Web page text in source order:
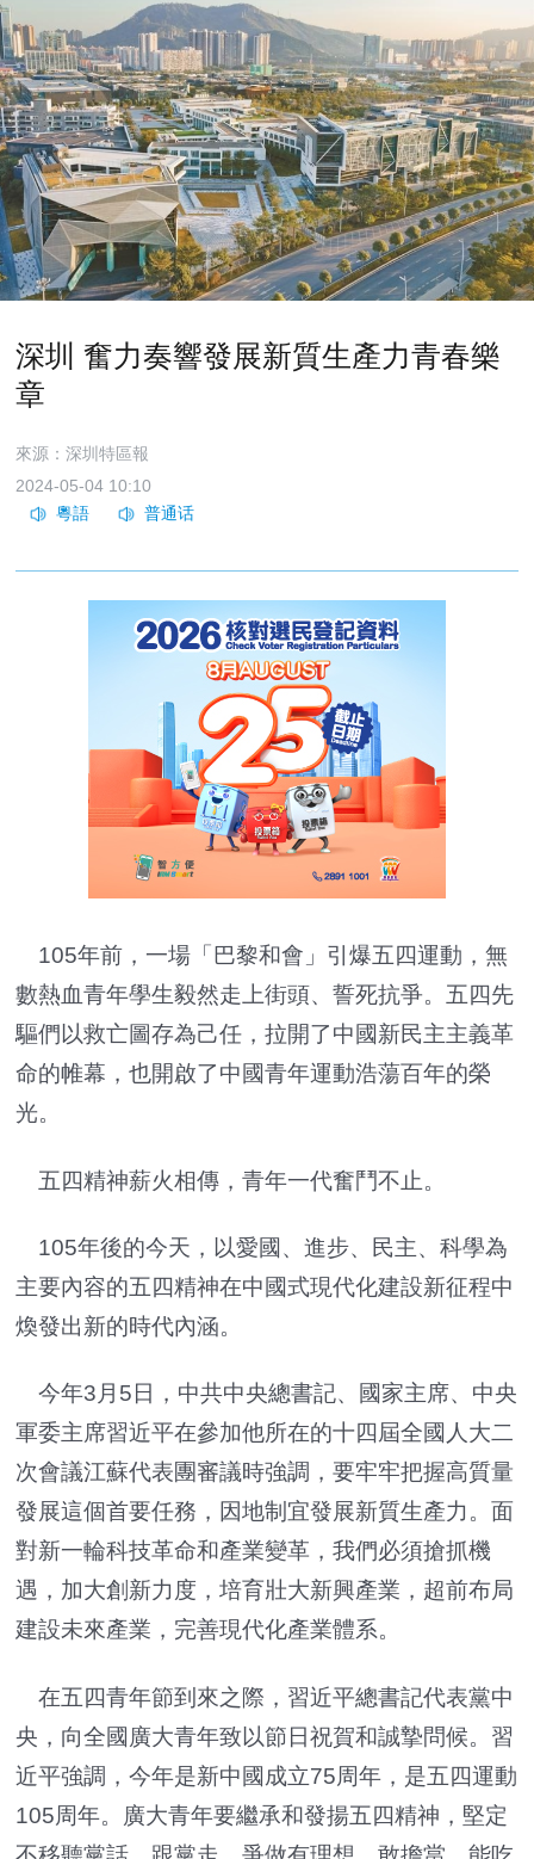
深圳 奮力奏響發展新質生產力青春樂
章
來源：深圳特區報
2024-05-04 10:10
105年前，一場「巴黎和會」引爆五四運動，無
數熱血青年學生毅然走上街頭、誓死抗爭。五四先
驅們以救亡圖存為己任，拉開了中國新民主主義革
命的帷幕，也開啟了中國青年運動浩蕩百年的榮
光。
五四精神薪火相傳，青年一代奮鬥不止。
105年後的今天，以愛國、進步、民主、科學為
主要內容的五四精神在中國式現代化建設新征程中
煥發出新的時代內涵。
今年3月5日，中共中央總書記、國家主席、中央
軍委主席習近平在參加他所在的十四屆全國人大二
次會議江蘇代表團審議時強調，要牢牢把握高質量
發展這個首要任務，因地制宜發展新質生產力。面
對新一輪科技革命和產業變革，我們必須搶抓機
遇，加大創新力度，培育壯大新興產業，超前布局
建設未來產業，完善現代化產業體系。
在五四青年節到來之際，習近平總書記代表黨中
央，向全國廣大青年致以節日祝賀和誠摯問候。習
近平強調，今年是新中國成立75周年，是五四運動
105周年。廣大青年要繼承和發揚五四精神，堅定